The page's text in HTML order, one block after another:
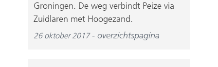
Groningen. De weg verbindt Peize via
Zuidlaren met Hoogezand.
26 oktober 2017 overzichtspagina